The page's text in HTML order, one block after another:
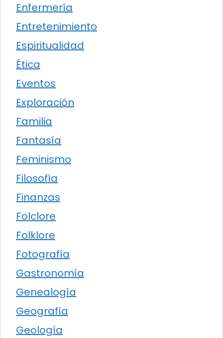
Enfermería
Entretenimiento
Espiritualidad
Ética
Eventos
Exploración
Familia
Fantasía
Feminismo
Filosofía
Finanzas
Folclore
Folklore
Fotografía
Gastronomía
Genealogía
Geografía
Geología